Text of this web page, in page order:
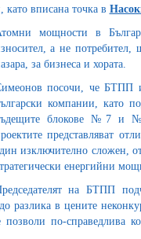
като вписана точка в
мощности в
а не потребител,
за бизнеса и хората.
посочи, че БТПП
компании, като
блокове №7 и
представляват
изключително сложен,
енергийни
на БТПП
разлика в цените
позволи по-